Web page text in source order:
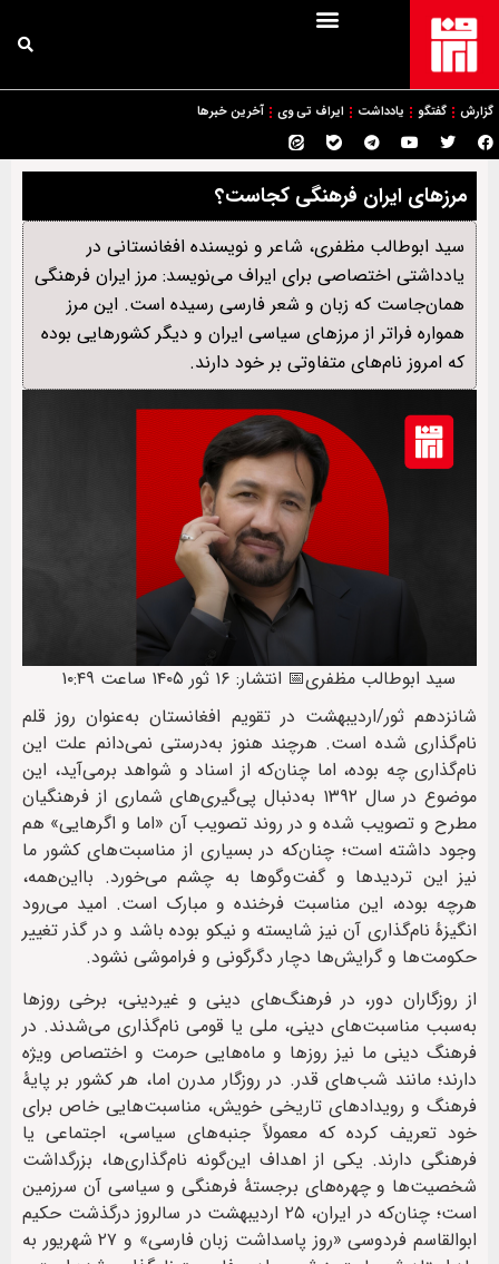
گزارش گفتگو یادداشت ایراف تی وی آخرین خبرها
مرزهای ایران فرهنگی کجاست؟
سید ابوطالب مظفری، شاعر و نویسنده افغانستانی در
یادداشتی اختصاصی برای ایراف می‌نویسد: مرز ایران فرهنگی
همان‌جاست که زبان و شعر فارسی رسیده است. این مرز
همواره فراتر از مرزهای سیاسی ایران و دیگر کشورهایی بوده
که امروز نام‌های متفاوتی بر خود دارند.
سید ابوطالب مظفری📅 انتشار: ۱۶ ثور ۱۴۰۵ ساعت ۱۰:۴۹
شانزدهم ثور/اردیبهشت در تقویم افغانستان به‌عنوان روز قلم
نام‌گذاری شده است. هرچند هنوز به‌درستی نمی‌دانم علت این
نام‌گذاری چه بوده، اما چنان‌که از اسناد و شواهد برمی‌آید، این
موضوع در سال ۱۳۹۲ به‌دنبال پی‌گیری‌های شماری از فرهنگیان
مطرح و تصویب شده و در روند تصویب آن «اما و اگرهایی» هم
وجود داشته است؛ چنان‌که در بسیاری از مناسبت‌های کشور ما
نیز این تردیدها و گفت‌وگوها به چشم می‌خورد. بااین‌همه،
هرچه بوده، این مناسبت فرخنده و مبارک است. امید می‌رود
انگیزهٔ نام‌گذاری آن نیز شایسته و نیکو بوده باشد و در گذر تغییر
حکومت‌ها و گرایش‌ها دچار دگرگونی و فراموشی نشود.
از روزگاران دور، در فرهنگ‌های دینی و غیردینی، برخی روزها
به‌سبب مناسبت‌های دینی، ملی یا قومی نام‌گذاری می‌شدند. در
فرهنگ دینی ما نیز روزها و ماه‌هایی حرمت و اختصاص ویژه
دارند؛ مانند شب‌های قدر. در روزگار مدرن اما، هر کشور بر پایۀ
فرهنگ و رویدادهای تاریخی خویش، مناسبت‌هایی خاص برای
خود تعریف کرده که معمولاً جنبه‌های سیاسی، اجتماعی یا
فرهنگی دارند. یکی از اهداف این‌گونه نام‌گذاری‌ها، بزرگداشت
شخصیت‌ها و چهره‌های برجستۀ فرهنگی و سیاسی آن سرزمین
است؛ چنان‌که در ایران، ۲۵ اردیبهشت در سالروز درگذشت حکیم
ابوالقاسم فردوسی «روز پاسداشت زبان فارسی» و ۲۷ شهریور به